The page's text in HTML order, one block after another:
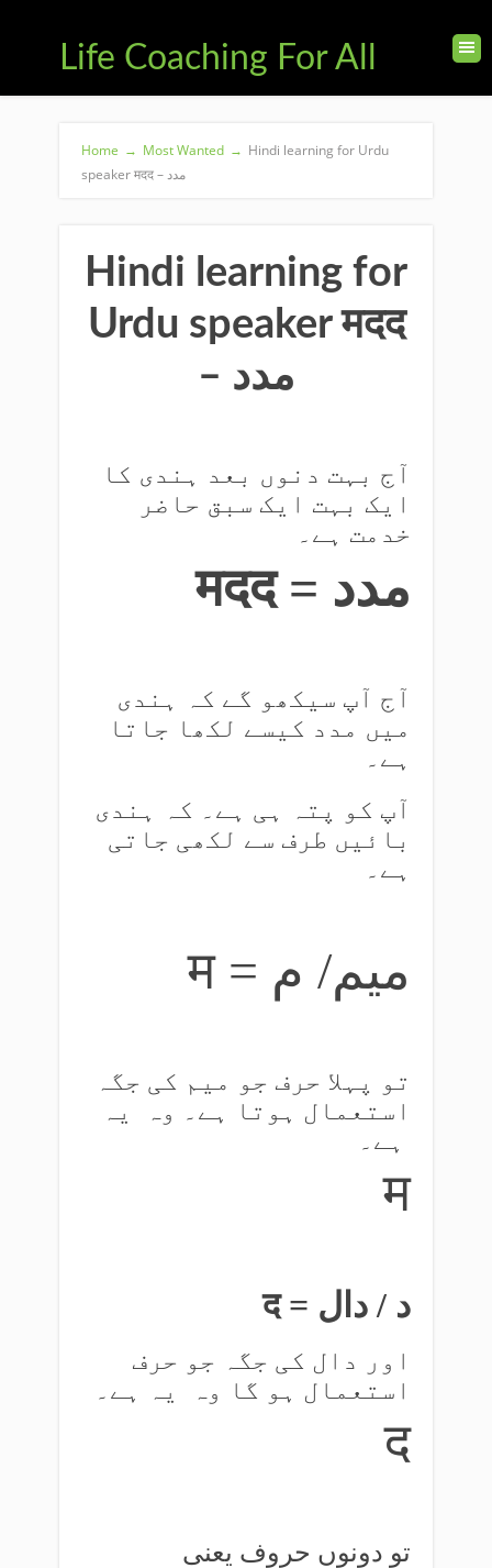
Life Coaching For All
Home → Most Wanted → Hindi learning for Urdu
speaker मदद – مدد
Hindi learning for
Urdu speaker मदद
– مدد
آج بہت دنوں بعد ہندی کا
ایک بہت ایک سبق حاضر
خدمت ہے۔
मदद = مدد
آج آپ سیکھو گے کہ ہندی
میں مدد کیسے لکھا جاتا
ہے۔
آپ کو پتہ ہی ہے۔ کہ ہندی
بائیں طرف سے لکھی جاتی
ہے۔
म = میم/ م
استعمال ہوتا ہے۔ وہ یہ
म
द = د / دال
اور دال کی جگہ جو حرف
استعمال ہو گا وہ یہ ہے۔
द
تو دونوں حروف یعنی